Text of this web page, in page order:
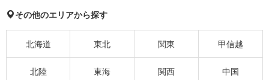
その他のエリアから探す
北海道 東北 関東 甲信越
北陸 東海 関西 中国